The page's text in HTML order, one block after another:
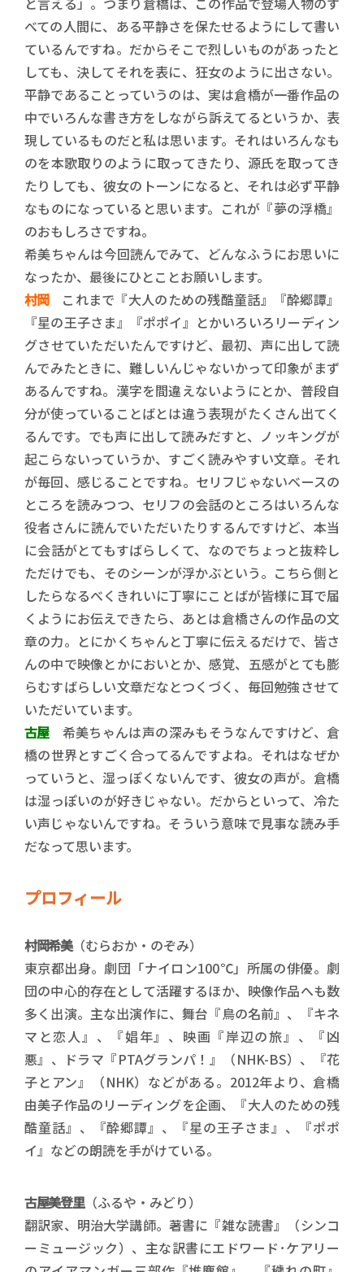
べての人間に、ある平静さを保たせるようにして書い
ているんですね。だからそこで烈しいものがあったと
しても、決してそれを表に、狂女のように出さない。
平静であることっていうのは、実は倉橋が一番作品の
中でいろんな書き方をしながら訴えてるというか、表
現しているものだと私は思います。それはいろんなも
のを本歌取りのように取ってきたり、源氏を取ってき
たりしても、彼女のトーンになると、それは必ず平静
なものになっていると思います。これが『夢の浮橋』
のおもしろさですね。
希美ちゃんは今回読んでみて、どんなふうにお思いに
なったか、最後にひとことお願いします。
村岡これまで『大人のための残酷童話』『酔郷譚』
『星の王子さま』『ポポイ』とかいろいろリーディン
グさせていただいたんですけど、最初、声に出して読
んでみたときに、難しいんじゃないかって印象がまず
あるんですね。漢字を間違えないようにとか、普段自
分が使っていることばとは違う表現がたくさん出てく
るんです。でも声に出して読みだすと、ノッキングが
起こらないっていうか、すごく読みやすい文章。それ
が毎回、感じることですね。セリフじゃないベースの
ところを読みつつ、セリフの会話のところはいろんな
役者さんに読んでいただいたりするんですけど、本当
に会話がとてもすばらしくて、なのでちょっと抜粋し
ただけでも、そのシーンが浮かぶという。こちら側と
したらなるべくきれいに丁寧にことばが皆様に耳で届
くようにお伝えできたら、あとは倉橋さんの作品の文
章の力。とにかくちゃんと丁寧に伝えるだけで、皆さ
んの中で映像とかにおいとか、感覚、五感がとても膨
らむすばらしい文章だなとつくづく、毎回勉強させて
いただいています。
古屋希美ちゃんは声の深みもそうなんですけど、倉
橋の世界とすごく合ってるんですよね。それはなぜか
っていうと、湿っぽくないんです、彼女の声が。倉橋
は湿っぽいのが好きじゃない。だからといって、冷た
い声じゃないんですね。そういう意味で見事な読み手
だなって思います。
プロフィール
村岡希美（むらおか・のぞみ）
東京都出身。劇団「ナイロン100℃」所属の俳優。劇
団の中心的存在として活躍するほか、映像作品へも数
多く出演。主な出演作に、舞台『鳥の名前』、『キネ
マと恋人』、『娼年』、映画『岸辺の旅』、『凶
悪』、ドラマ『PTAグランパ！』（NHK-BS）、『花
子とアン』（NHK）などがある。2012年より、倉橋
由美子作品のリーディングを企画、『大人のための残
酷童話』、『酔郷譚』、『星の王子さま』、『ポポ
イ』などの朗読を手がけている。
古屋美登里（ふるや・みどり）
翻訳家、明治大学講師。著書に『雑な読書』（シンコ
ーミュージック）、主な訳書にエドワード･ケアリー